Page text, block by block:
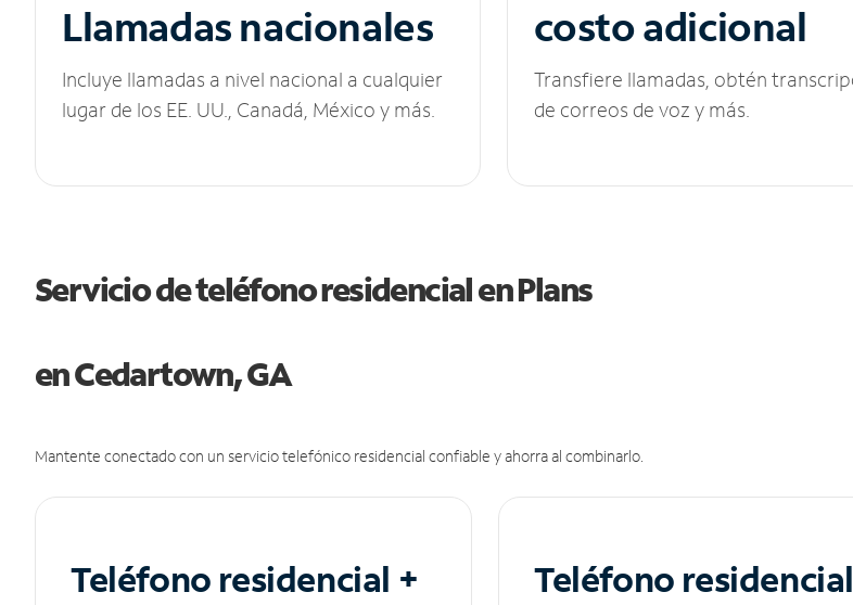
Llamadas nacionales
Incluye llamadas a nivel nacional a cualquier
lugar de los EE. UU., Canadá, México y más.
costo adicional
Transfiere llamadas, obtén
de correos de voz y más.
Servicio de teléfono residencial en Plans
en Cedartown, GA
Mantente conectado con un servicio telefónico residencial confiable y ahorra al combinarlo.
Teléfono residencial +
Teléfono